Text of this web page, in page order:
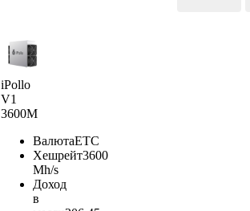
iPollo
V1
3600M
ВалютаETC
Хешрейт3600
Mh/s
Доход
в